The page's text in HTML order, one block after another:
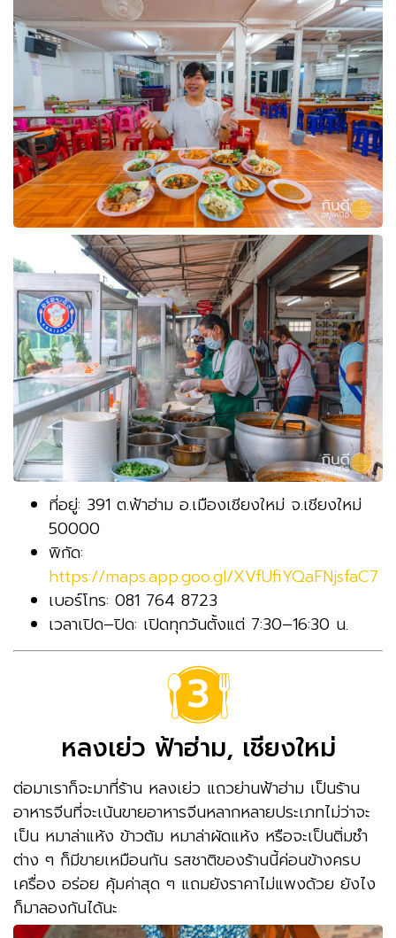
ที่อยู่: 391 ต.ฟ้าฮ่าม อ.เมืองเชียงใหม่ จ.เชียงใหม่
50000
พิกัด:
https://maps.app.goo.gl/XVfUfiYQaFNjsfaC7
เบอร์โทร: 081 764 8723
เวลาเปิด–ปิด: เปิดทุกวันตั้งแต่ 7:30–16:30 น.
หลงเย่ว ฟ้าฮ่าม, เชียงใหม่
ต่อมาเราก็จะมาที่ร้าน หลงเย่ว แถวย่านฟ้าฮ่าม เป็นร้าน
อาหารจีนที่จะเน้นขายอาหารจีนหลากหลายประเภทไม่ว่าจะ
เป็น หมาล่าแห้ง ข้าวต้ม หมาล่าผัดแห้ง หรือจะเป็นติ่มซำ
ต่าง ๆ ก็มีขายเหมือนกัน รสชาติของร้านนี้ค่อนข้างครบ
เครื่อง อร่อย คุ้มค่าสุด ๆ แถมยังราคาไม่แพงด้วย ยังไง
ก็มาลองกันได้นะ